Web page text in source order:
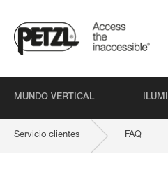
MUNDO VERTICAL
Servicio clientes FAQ